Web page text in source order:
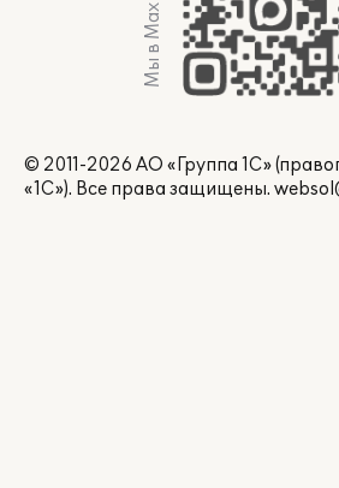
Мы в Max
© 2011-2026 АО «Группа 1С»
«1С»). Все права защищены.